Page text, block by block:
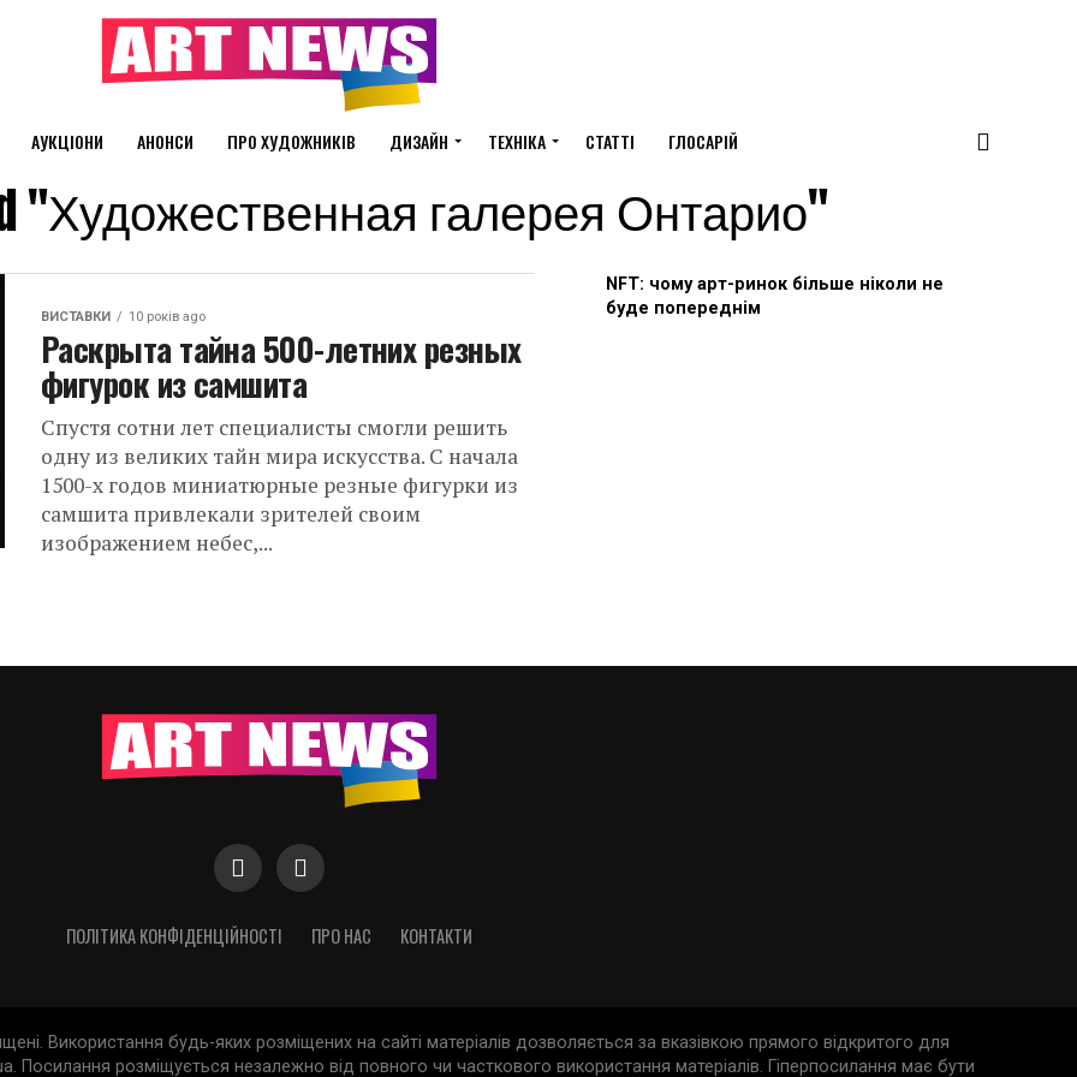
АУКЦІОНИ АНОНСИ ПРО ХУДОЖНИКІВ ДИЗАЙН ТЕХНІКА СТАТТІ ГЛОСАРІЙ
"Художественная галерея Онтарио"
ВИСТАВКИ 10 років ago
Раскрыта тайна 500-летних резных
фигурок из самшита
Спустя сотни лет специалисты смогли решить
одну из великих тайн мира искусства. С начала
1500-х годов миниатюрные резные фигурки из
самшита привлекали зрителей своим
изображением небес,...
NFT: чому арт-ринок більше ніколи не
буде попереднім
ПОЛІТИКА КОНФІДЕНЦІЙНОСТІ ПРО НАС КОНТАКТИ
Використання будь-яких розміщених на сайті матеріалів дозволяється за вказівкою прямого відкритого для
Посилання розміщується незалежно від повного чи часткового використання матеріалів. Гіперпосилання має бути